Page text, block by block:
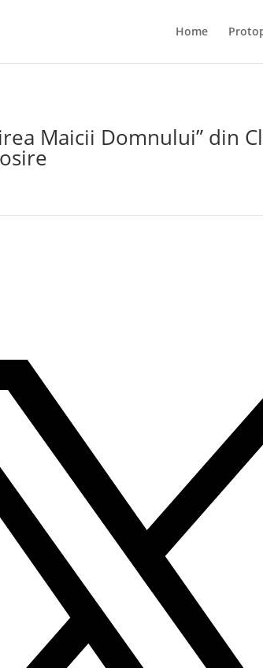
Home
Maicii Domnului” din